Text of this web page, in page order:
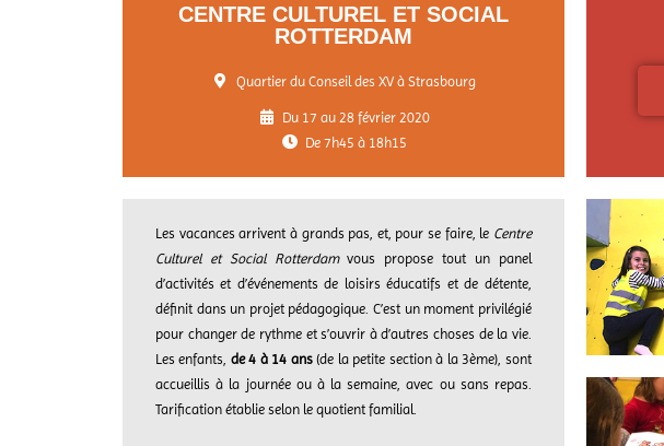
CENTRE CULTUREL ET SOCIAL
ROTTERDAM
Quartier du Conseil des XV à Strasbourg
Du 17 au 28 février 2020
De 7h45 à 18h15
Les vacances arrivent à grands pas, et, pour se faire, le Centre
Culturel et Social Rotterdamvous propose tout un panel
d’activités et d’événements de loisirs éducatifs et de détente,
définit dans un projet pédagogique. C’est un moment privilégié
pour changer de rythme et s’ouvrir à d’autres choses de la vie.
Les enfants, de 4 à 14 ans(de la petite section à la 3ème), sont
accueillis à la journée ou à la semaine, avec ou sans repas.
Tarification établie selon le quotient familial.